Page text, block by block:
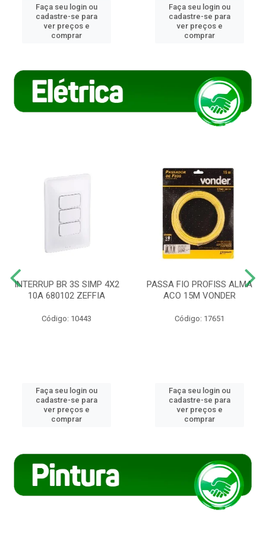
Faça seu login ou
cadastre-se para
ver preços e
comprar
Faça seu login ou
cadastre-se para
ver preços e
comprar
INTERRUP BR 3S SIMP 4X2
10A 680102 ZEFFIA
Código: 10443
Faça seu login ou
cadastre-se para
ver preços e
comprar
PASSA FIO PROFISS ALMA
ACO 15M VONDER
Código: 17651
Faça seu login ou
cadastre-se para
ver preços e
comprar